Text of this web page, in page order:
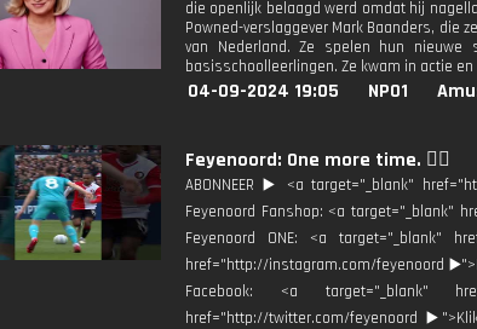
die openlijk belaagd werd omdat hij
Powned-verslaggever Mark Baanders, die
van Nederland. Ze spelen hun nieuwe
basisschoolleerlingen. Ze kwam in actie
04-09-2024 19:05 NPO1
Feyenoord: One more time. 😮‍💨
ABONNEER ▶️ <a target="_blank"
Feyenoord Fanshop: <a target="_blank"
Feyenoord ONE: <a target="_blank"
href="http://instagram.com/feyenoord
Facebook: <a target="_blank"
href="http://twitter.com/feyenoord